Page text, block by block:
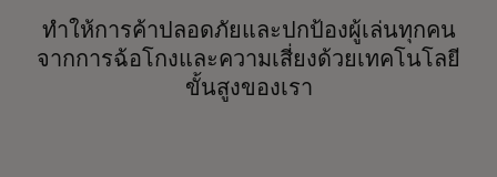
ทำให้การค้าปลอดภัยและปกป้องผู้เล่นทุกคน
จากการฉ้อโกงและความเสี่ยงด้วยเทคโนโลยี
ขั้นสูงของเรา